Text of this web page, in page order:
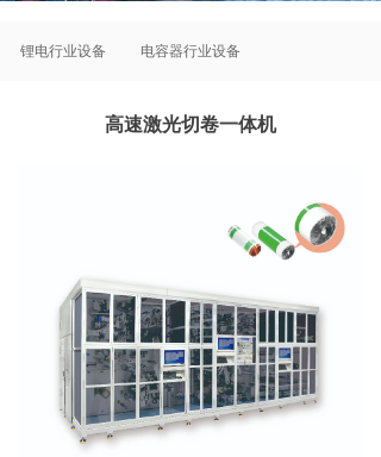
高速激光切卷一体机
锂电行业设备 电容器行业设备